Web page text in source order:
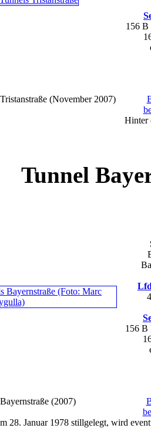
156 B
(November 2007)
Hinter
Tunnel
156 B
(2007)
28. Januar 1978 stillgelegt, wird